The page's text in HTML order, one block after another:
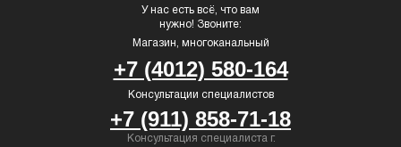
У нас есть всё, что вам
нужно! Звоните:
Магазин, многоканальный
Консультация специалиста г.
Консультации специалистов
+7 (911) 858-71-18
+7 (4012) 580-164